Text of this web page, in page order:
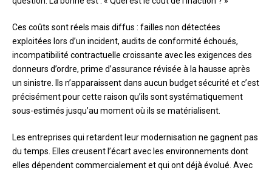
Ces coûts sont réels mais diffus : failles non détectées
exploitées lors d’un incident, audits de conformité échoués,
incompatibilité contractuelle croissante avec les exigences des
donneurs d’ordre, prime d’assurance révisée à la hausse après
un sinistre. Ils n’apparaissent dans aucun budget sécurité et c’est
précisément pour cette raison qu’ils sont systématiquement
sous-estimés jusqu’au moment où ils se matérialisent.
Les entreprises qui retardent leur modernisation ne gagnent pas
du temps. Elles creusent l’écart avec les environnements dont
elles dépendent commercialement et qui ont déjà évolué. Avec